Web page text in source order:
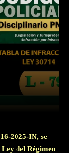
2025-IN, se
del Régimen